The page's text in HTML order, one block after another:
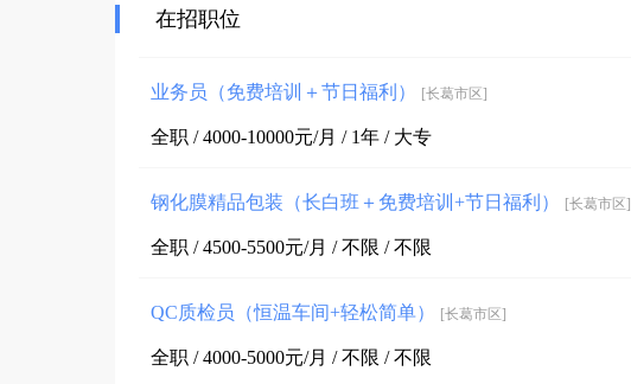
在招职位
业务员（免费培训＋节日福利） [长葛市区]
全职 / 4000-10000元/月 / 1年 / 大专
钢化膜精品包装（长白班＋免费培训+节日福利） [长葛市区]
全职 / 4500-5500元/月 / 不限 / 不限
QC质检员（恒温车间+轻松简单） [长葛市区]
全职 / 4000-5000元/月 / 不限 / 不限